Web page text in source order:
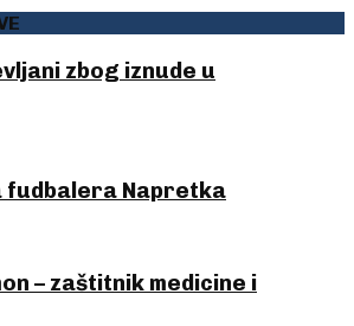
zbog iznude u
fudbalera Napretka
– zaštitnik medicine i